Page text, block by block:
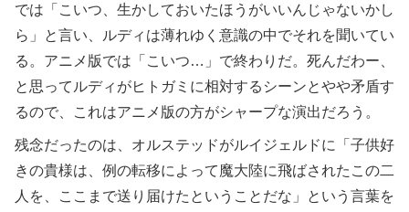
では「こいつ、生かしておいたほうがいいんじゃないかし
ら」と言い、ルディは薄れゆく意識の中でそれを聞いてい
る。アニメ版では「こいつ…」で終わりだ。死んだわー、
と思ってルディがヒトガミに相対するシーンとやや矛盾す
るので、これはアニメ版の方がシャープな演出だろう。
残念だったのは、オルステッドがルイジェルドに「子供好
きの貴様は、例の転移によって魔大陸に飛ばされたこの二
人を、ここまで送り届けたということだな」という言葉を